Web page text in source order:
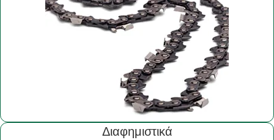
Διαφημιστικά